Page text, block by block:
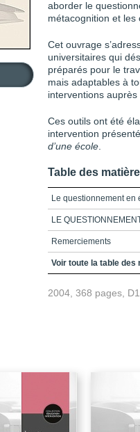
aborder le
métacognition et les
Cet ouvrage
universitaires qui
préparés pour le
mais adaptables à
interventions
Ces outils ont été
intervention
d’une école.
Table des
Le questionnement en
LE
Remerciements
Table des matières
Partie 2_Croyances et
Chapitre 4_Croyances
Voir toute la table des
2004, 368 pages,